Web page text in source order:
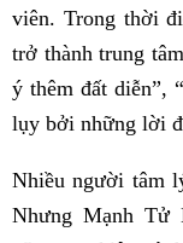
viên. Trong thời
trở thành trung
ý thêm đất diễn”,
lụy bởi những lời
Nhiều người tâm
Nhưng Mạnh Tử